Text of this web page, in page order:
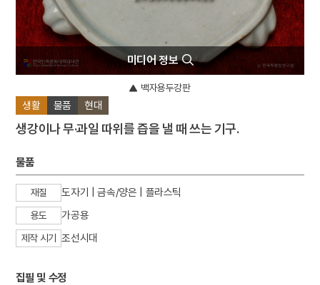
9 대정
10 이관
생활 물품 현대
생강이나 무·과일 따위를 즙을 낼 때 쓰는 기구.
물품
재질 도자기 | 금속/양은 | 플라스틱
용도 가공용
제작 시기 조선시대
집필 및 수정
미디어 정보
백자용두강판